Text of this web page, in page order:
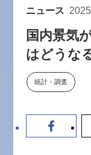
ニュース
国内景気
はどうな
統計・調査